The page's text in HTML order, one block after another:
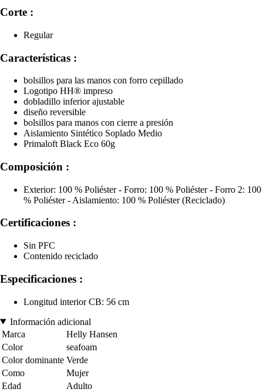
Corte :
Regular
Características :
bolsillos para las manos con forro cepillado
Logotipo HH® impreso
dobladillo inferior ajustable
diseño reversible
bolsillos para manos con cierre a presión
Aislamiento Sintético Soplado Medio
Primaloft Black Eco 60g
Composición :
Exterior: 100 % Poliéster - Forro: 100 % Poliéster - Forro 2: 100
% Poliéster - Aislamiento: 100 % Poliéster (Reciclado)
Certificaciones :
Sin PFC
Contenido reciclado
Especificaciones :
Longitud interior CB: 56 cm
Información adicional
Marca
Helly Hansen
Color
seafoam
Color dominante Verde
Como
Mujer
Edad
Adulto